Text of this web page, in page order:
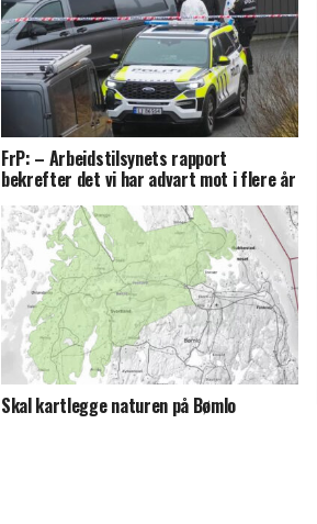
FrP: – Arbeidstilsynets rapport
bekrefter det vi har advart mot i flere år
Skal kartlegge naturen på Bømlo